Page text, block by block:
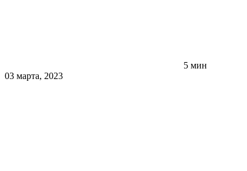
5 мин
03 марта, 2023